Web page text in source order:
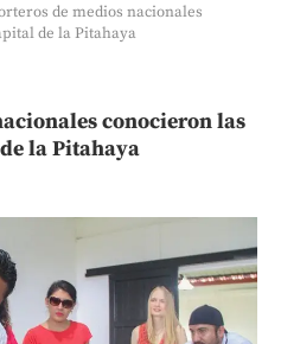
de medios nacionales
de la Pitahaya
conocieron las
la Pitahaya